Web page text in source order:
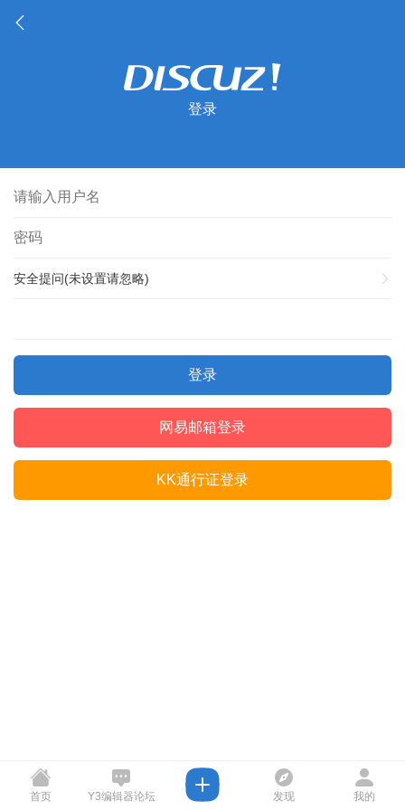
登录
安全提问(未设置请忽略)
登录
网易邮箱登录
KK通行证登录
首页 Y3编辑器论坛 发现 我的